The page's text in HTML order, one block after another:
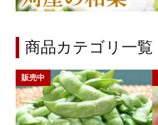
商品カテゴリ一覧
販売中